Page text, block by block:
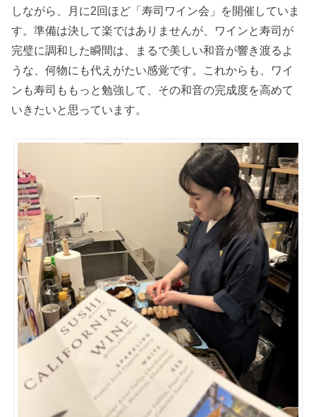
しながら、月に2回ほど「寿司ワイン会」を開催していま
す。準備は決して楽ではありませんが、ワインと寿司が
完璧に調和した瞬間は、まるで美しい和音が響き渡るよ
うな、何物にも代えがたい感覚です。これからも、ワイ
ンも寿司ももっと勉強して、その和音の完成度を高めて
いきたいと思っています。